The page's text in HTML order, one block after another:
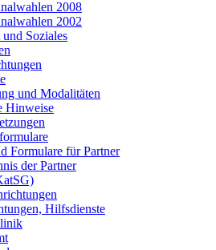
2008
2002
Soziales
und Modalitäten
Hinweise
Formulare für Partner
der Partner
Hilfsdienste